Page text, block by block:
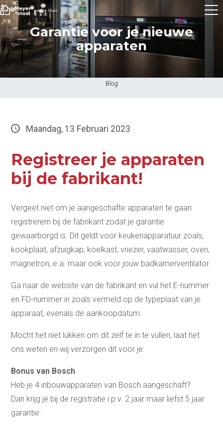
Garantie voor je nieuwe
apparaten
Blog
Maandag, 13 Februari 2023
Registreer je apparaten
bij de fabrikant!
Vergeet niet om je aangeschafte apparaten te gaan
registrerern bij de fabrikant zodat je garantie
gewaarborgd is. Dit geldt voor keukenapparatuur zoals,
kookplaat, afzuigkap, koelkast, vriezer, vaatwasser, oven,
magnetron, e.a. maar ook voor jouw badkamerventilator.
Ga naar de website van de fabrikant en vul het E-nummer
en FD-nummer in zoals vermeld op de typeplaat van je
apparaat, evenals de aankoopdatum.
Mocht het niet lukken om dit zelf te in te vullen, laat het
ons weten en wij verzorgen dit voor je.
Bonus van Bosch
Heb je 4 inbouwapparaten van Bosch aangeschaft?
Dan krijg je bij de registratie i.p.v. 2 jaar maar liefst 5 jaar
garantie.